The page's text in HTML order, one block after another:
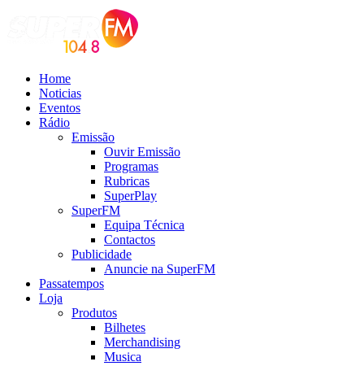
Home
Noticias
Eventos
Rádio
Emissão
Ouvir Emissão
Programas
Rubricas
SuperPlay
SuperFM
Equipa Técnica
Contactos
Publicidade
Anuncie na SuperFM
Passatempos
Loja
Produtos
Bilhetes
Merchandising
Musica